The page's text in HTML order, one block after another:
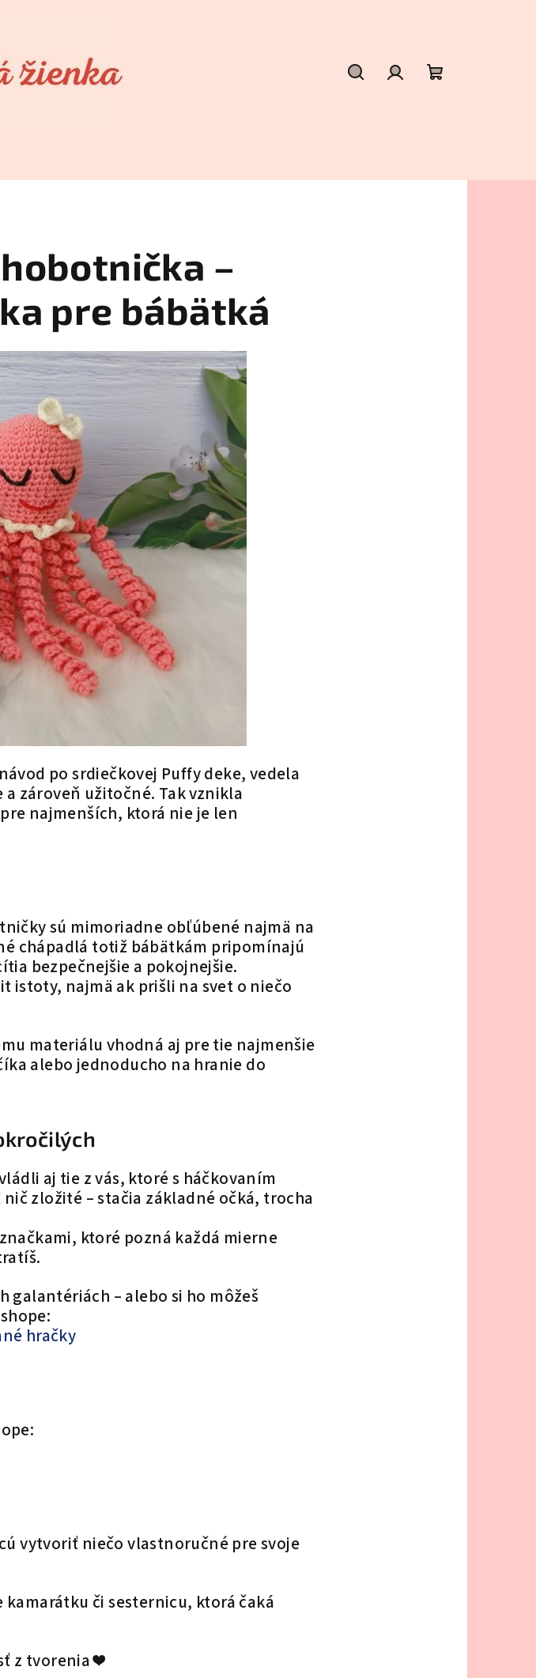
–
pre bábätká
po srdiečkovej Puffy deke, vedela
zároveň užitočné. Tak vznikla
najmenších, ktorá nie je len
sú mimoriadne obľúbené najmä na
chápadlá totiž bábätkám pripomínajú
bezpečnejšie a pokojnejšie.
istoty, najmä ak prišli na svet o niečo
materiálu vhodná aj pre tie najmenšie
alebo jednoducho na hranie do
aj tie z vás, ktoré s háčkovaním
zložité – stačia základné očká, trocha
ktoré pozná každá mierne
galantériách – alebo si ho môžeš
hračky
vytvoriť niečo vlastnoručné pre svoje
či sesternicu, ktorá čaká
z tvorenia ❤️